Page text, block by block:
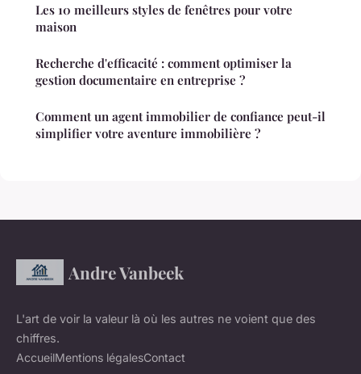
Les 10 meilleurs styles de fenêtres pour votre
maison
Recherche d'efficacité : comment optimiser la
gestion documentaire en entreprise ?
Comment un agent immobilier de confiance peut-il
simplifier votre aventure immobilière ?
Andre Vanbeek
L'art de voir la valeur là où les autres ne voient que des
chiffres.
AccueilMentions légalesContact